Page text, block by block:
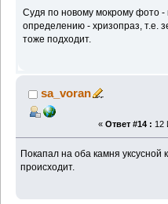
Судя по новому мокрому фото
определению - хризопраз, т.е.
тоже подходит.
sa_voran
« Ответ #14 : 12
Покапал на оба камня уксусной
происходит.